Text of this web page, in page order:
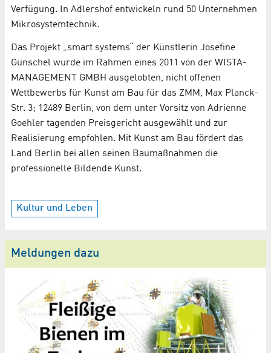
Verfügung. In Adlershof entwickeln rund 50 Unternehmen
Mikrosystemtechnik.
Das Projekt „smart systems“ der Künstlerin Josefine
Günschel wurde im Rahmen eines 2011 von der WISTA-
MANAGEMENT GMBH ausgelobten, nicht offenen
Wettbewerbs für Kunst am Bau für das ZMM, Max Planck-
Str. 3; 12489 Berlin, von dem unter Vorsitz von Adrienne
Goehler tagenden Preisgericht ausgewählt und zur
Realisierung empfohlen. Mit Kunst am Bau fördert das
Land Berlin bei allen seinen Baumaßnahmen die
professionelle Bildende Kunst.
Kultur und Leben
Meldungen dazu